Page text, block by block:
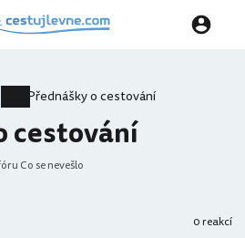
Přednášky o cestování
cestování
Co se nevešlo
0 reakcí